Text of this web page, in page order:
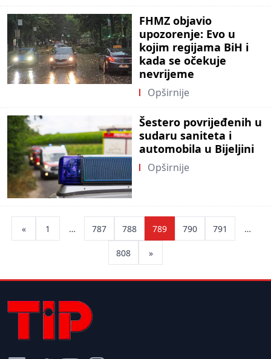
FHMZ objavio
upozorenje: Evo u
kojim regijama BiH i
kada se očekuje
nevrijeme
Opširnije
Šestero povrijeđenih u
sudaru saniteta i
automobila u Bijeljini
Opširnije
pagination
« 1 … 787 788 789 790 791 …
808 »